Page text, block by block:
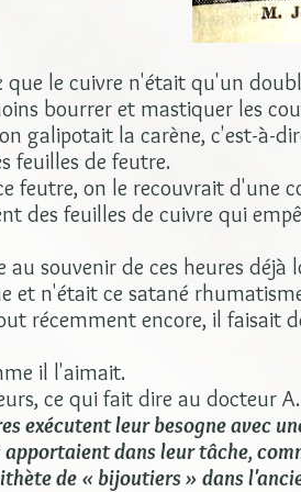
que le cuivre n'était qu'un
bourrer et mastiquer les
galipotait la carène, c'est-à-
feuilles de feutre.
feutre, on le recouvrait d'une
des feuilles de cuivre qui
au souvenir de ces heures déjà
et n'était ce satané
récemment encore, il faisait
il l'aimait.
ce qui fait dire au docteur
exécutent leur besogne avec
dans leur tâche,
de « bijoutiers » dans